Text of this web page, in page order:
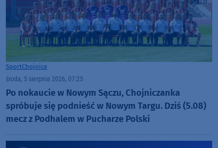
SportChojnice
środa, 5 sierpnia 2026, 07:25
Po nokaucie w Nowym Sączu, Chojniczanka
spróbuje się podnieść w Nowym Targu. Dziś (5.08)
mecz z Podhalem w Pucharze Polski